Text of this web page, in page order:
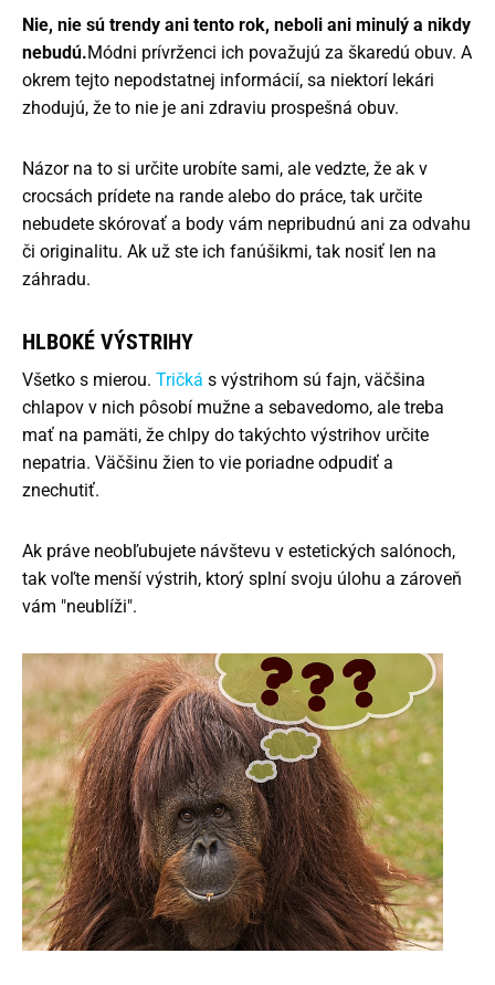
Nie, nie sú trendy ani tento rok, neboli ani minulý a nikdy
nebudú.Módni prívrženci ich považujú za škaredú obuv. A
okrem tejto nepodstatnej informácií, sa niektorí lekári
zhodujú, že to nie je ani zdraviu prospešná obuv.
Názor na to si určite urobíte sami, ale vedzte, že ak v
crocsách prídete na rande alebo do práce, tak určite
nebudete skórovať a body vám nepribudnú ani za odvahu
či originalitu. Ak už ste ich fanúšikmi, tak nosiť len na
záhradu.
HLBOKÉ VÝSTRIHY
Všetko s mierou. Tričká s výstrihom sú fajn, väčšina
chlapov v nich pôsobí mužne a sebavedomo, ale treba
mať na pamäti, že chlpy do takýchto výstrihov určite
nepatria. Väčšinu žien to vie poriadne odpudiť a
znechutiť.
Ak práve neobľubujete návštevu v estetických salónoch,
tak voľte menší výstrih, ktorý splní svoju úlohu a zároveň
vám "neublíži".